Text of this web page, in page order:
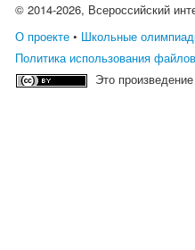
© 2014-2026, Всероссийский
О проекте • Школьные
Политика использования
Это